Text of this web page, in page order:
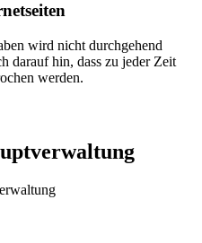
wird nicht durchgehend
darauf hin, dass zu jeder Zeit
werden.